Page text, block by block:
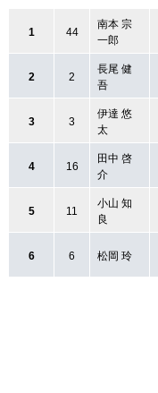
1 44
南本 宗
一郎
2 2
長尾 健
吾
3 3
伊達 悠
太
4 16
田中 啓
介
5 11
小山 知
良
6 6 松岡 玲